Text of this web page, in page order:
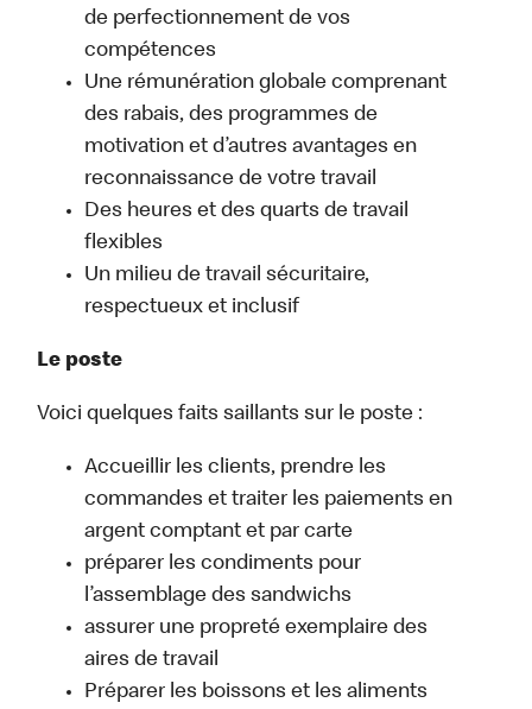
de perfectionnement de vos
compétences
Une rémunération globale comprenant
des rabais, des programmes de
motivation et d’autres avantages en
reconnaissance de votre travail
Des heures et des quarts de travail
flexibles
Un milieu de travail sécuritaire,
respectueux et inclusif
Le poste
Voici quelques faits saillants sur le poste :
Accueillir les clients, prendre les
commandes et traiter les paiements en
argent comptant et par carte
préparer les condiments pour
l’assemblage des sandwichs
assurer une propreté exemplaire des
aires de travail
Préparer les boissons et les aliments